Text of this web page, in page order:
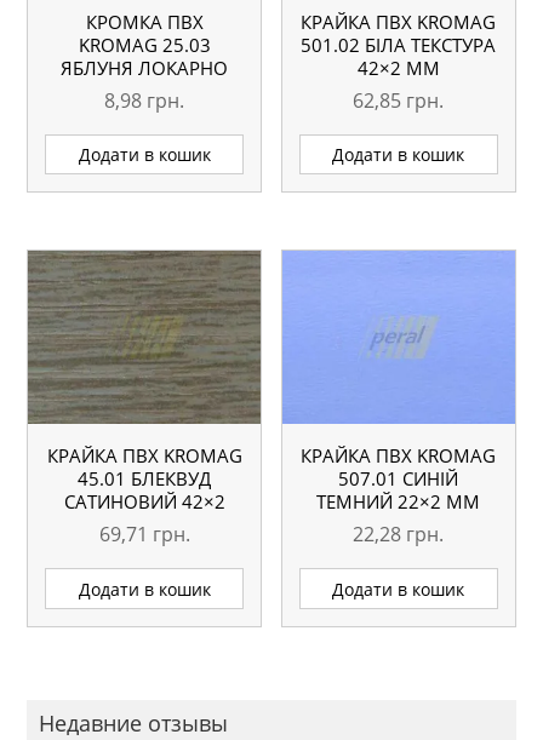
КРОМКА ПВХ
KROMAG 25.03
ЯБЛУНЯ ЛОКАРНО
22×0,6 ММ
8,98 грн.
Додати в кошик
КРАЙКА ПВХ KROMAG
501.02 БІЛА ТЕКСТУРА
42×2 ММ
62,85 грн.
Додати в кошик
КРАЙКА ПВХ KROMAG
45.01 БЛЕКВУД
САТИНОВИЙ 42×2
ММ
69,71 грн.
Додати в кошик
КРАЙКА ПВХ KROMAG
507.01 СИНІЙ
ТЕМНИЙ 22×2 ММ
22,28 грн.
Додати в кошик
Недавние отзывы